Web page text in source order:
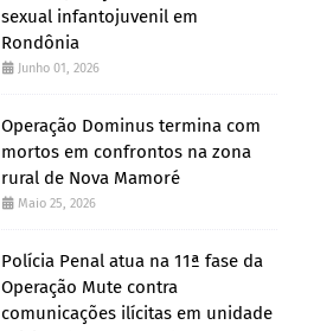
sexual infantojuvenil em
Rondônia
Junho 01, 2026
Operação Dominus termina com
mortos em confrontos na zona
rural de Nova Mamoré
Maio 25, 2026
Polícia Penal atua na 11ª fase da
Operação Mute contra
comunicações ilícitas em unidade